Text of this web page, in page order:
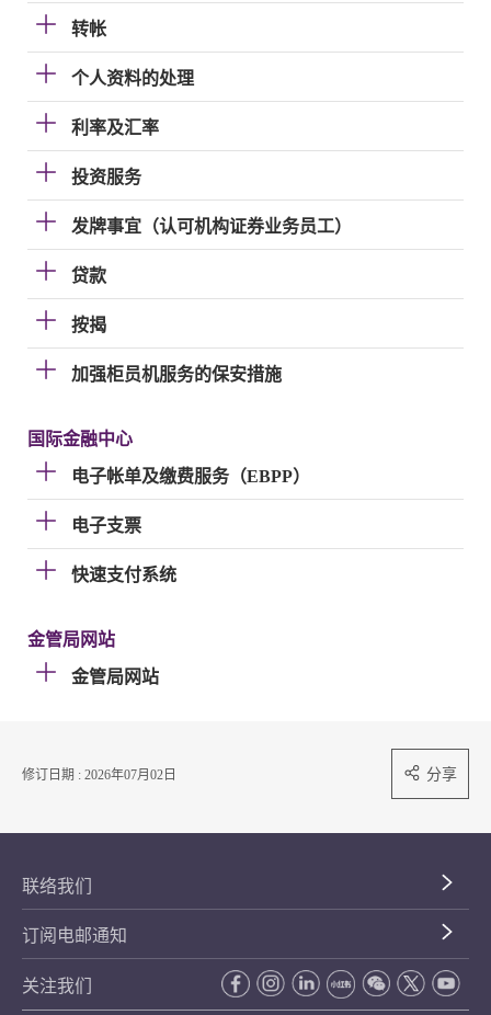
转帐
个人资料的处理
利率及汇率
投资服务
发牌事宜（认可机构证券业务员工）
贷款
按揭
加强柜员机服务的保安措施
国际金融中心
电子帐单及缴费服务（EBPP）
电子支票
快速支付系统
金管局网站
金管局网站
修订日期 : 2026年07月02日 分享
联络我们
订阅电邮通知
关注我们